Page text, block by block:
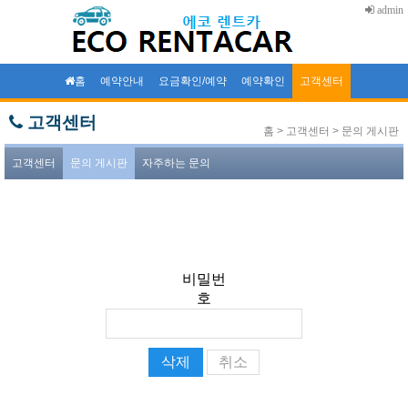
admin
홈 예약안내 요금확인/예약 예약확인 고객센터
고객센터 홈 > 고객센터 > 문의 게시판
고객센터 문의 게시판 자주하는 문의
비밀번
호
취소